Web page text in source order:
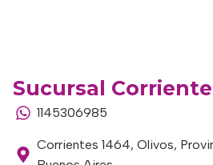
Sucursal
1145306985
Corrientes 1464, Olivos,